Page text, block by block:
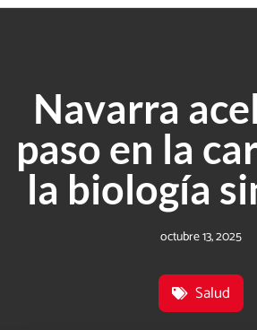
Navarra
paso en la
la biología
octubre 13, 2025
Salud